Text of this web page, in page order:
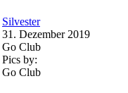
Silvester
31. Dezember 2019
Go Club
Pics by:
Go Club